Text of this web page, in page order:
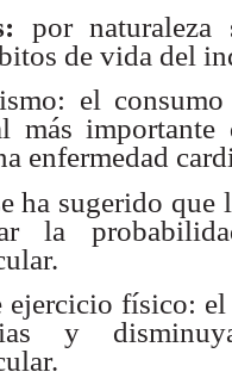
por naturaleza
de vida del
el
más importante
enfermedad
ha sugerido que
la
ejercicio físico: el
y disminuya